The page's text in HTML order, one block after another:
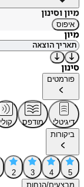
מיון וסינון
איפוס
מיון
סינון
פורמטים
דיגיטלי מודפס
קולי
ביקורות
5
4
3
2
מבצעים/הנחות